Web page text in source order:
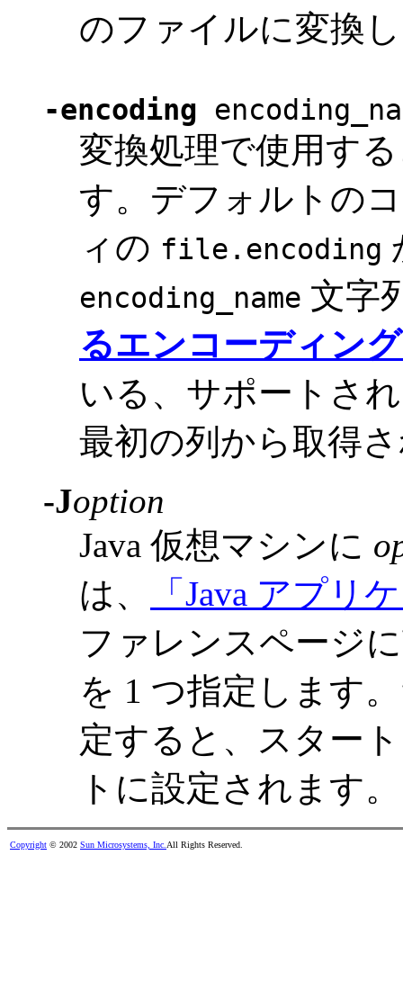
のファイルに変換
-encoding
変換処理で使用す
す。デフォルトの
ィの file.encoding
encoding_name 文字
るエンコーディン
いる、サポートさ
最初の列から取得
-Joption
Java 仮想マシンに
は、
「Java アプリ
ファレンスページ
を 1 つ指定します
定すると、スター
トに設定されます。
Copyright © 2002 Sun Microsystems, Inc. All Rights Reserved.